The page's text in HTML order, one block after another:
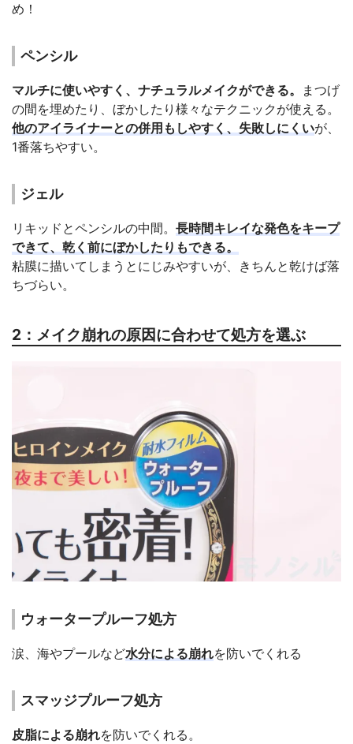
め！
ペンシル
マルチに使いやすく、ナチュラルメイクができる。
まつげ
の間を埋めたり、ぼかしたり様々なテクニックが使える。
他のアイライナーとの併用もしやすく、失敗しにくいが、
1番落ちやすい。
ジェル
リキッドとペンシルの中間。 長時間キレイな発色をキープ
できて、乾く前にぼかしたりもできる。
粘膜に描いてしまうとにじみやすいが、きちんと乾けば落
ちづらい。
2：メイク崩れの原因に合わせて処方を選ぶ
ウォータープルーフ処方
涙、海やプールなど水分による崩れを防いでくれる
スマッジプルーフ処方
皮脂による崩れを防いでくれる。